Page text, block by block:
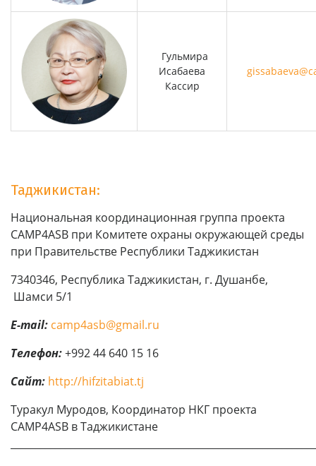
Гульмира
Исабаева
Кассир
Таджикистан:
Национальная координационная группа проекта
CAMP4ASB при Комитете охраны окружающей среды
при Правительстве Республики Таджикистан
7340346, Республика Таджикистан, г. Душанбе,
Шамси 5/1
E-mail: camp4asb@gmail.ru
Телефон:+992 44 640 15 16
Сайт: http://hifzitabiat.tj
Туракул Муродов, Координатор НКГ проекта
CAMP4ASB в Таджикистане